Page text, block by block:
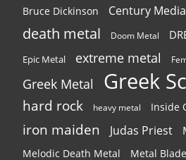
Bruce Dickinson Century Media
death metal Doom Metal
Epic Metal extreme metal
Greek Metal Greek
hard rock heavy metal Inside
iron maiden Judas Priest
Melodic Death Metal Metal Blade